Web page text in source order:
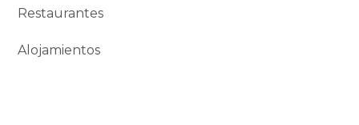
Restaurantes
Alojamientos